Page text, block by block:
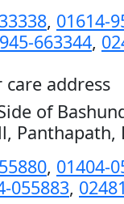
, 01614-
663344,
address
of
Panthapath,
, 01404-
055883,